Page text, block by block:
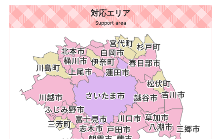
対応エリア
Support area